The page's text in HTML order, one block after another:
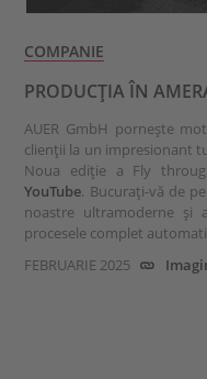
COMPANIE
PRODUCȚIA ÎN
AUER GmbH pornește
clienții la un impresionant
Noua ediție a Fly
YouTube. Bucurați-vă de
noastre ultramoderne și
procesele complet
FEBRUARIE 2025